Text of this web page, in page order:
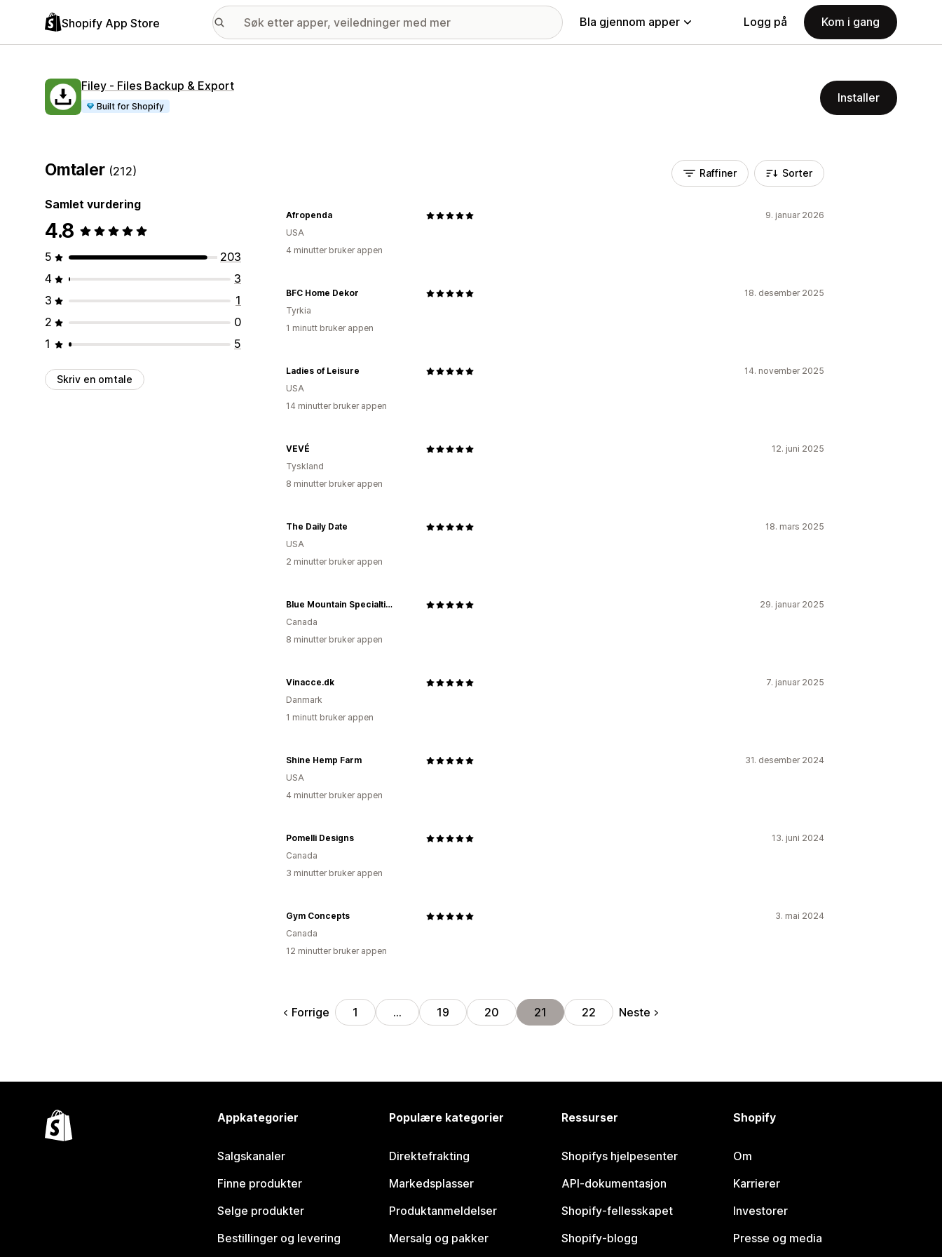
Shopify App Store Bla gjennom apper Logg på Kom i gang
Filey ‑ Files Backup & Export
Built for Shopify
Installer
Omtaler (212)
Samlet vurdering
4.8
5
203
4
3
3
1
2
0
1
5
Skriv en omtale
Raffiner Sorter
9. januar 2026
Afropenda
USA
4 minutter bruker appen
18. desember 2025
BFC Home Dekor
Tyrkia
1 minutt bruker appen
14. november 2025
Ladies of Leisure
USA
14 minutter bruker appen
12. juni 2025
VEVÉ
Tyskland
8 minutter bruker appen
18. mars 2025
The Daily Date
USA
2 minutter bruker appen
29. januar 2025
Blue Mountain Specialties Inc
Canada
8 minutter bruker appen
7. januar 2025
Vinacce.dk
Danmark
1 minutt bruker appen
31. desember 2024
Shine Hemp Farm
USA
4 minutter bruker appen
13. juni 2024
Pomelli Designs
Canada
3 minutter bruker appen
3. mai 2024
Gym Concepts
Canada
12 minutter bruker appen
Forrige 1 … 19 20 21 22 Neste
Appkategorier
Salgskanaler
Finne produkter
Selge produkter
Bestillinger og levering
Populære kategorier
Direktefrakting
Markedsplasser
Produktanmeldelser
Mersalg og pakker
Ressurser
Shopifys hjelpesenter
API-dokumentasjon
Shopify-fellesskapet
Shopify-blogg
Shopify
Om
Karrierer
Investorer
Presse og media